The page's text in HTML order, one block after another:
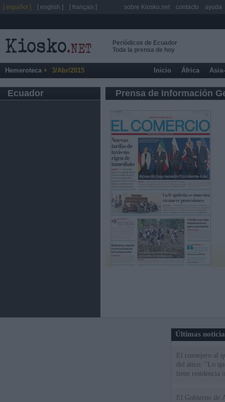
Periódicos de Ecuador
Toda la prensa de hoy
Hemeroteca 3/Abr/2015 Inicio África
Ecuador Prensa de Información
Últimas
El consejero al
del ático: "Lo
tiene residencia
El Gobierno de
[ español ] [ english ] [ français ] sobre Kiosko.net contacto ayuda